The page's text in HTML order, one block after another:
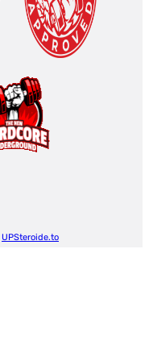
UPSteroide.to